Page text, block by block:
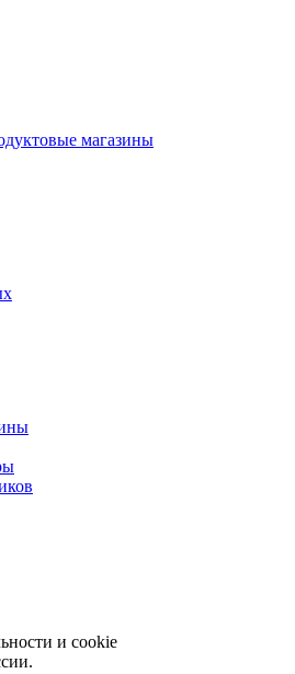
магазины
и cookie